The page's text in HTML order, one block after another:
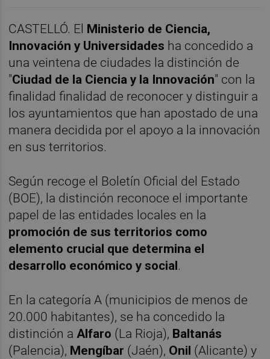
CASTELLÓ. El Ministerio de Ciencia,
Innovación y Universidades ha concedido a
una veintena de ciudades la distinción de
"Ciudad de la Ciencia y la Innovación" con la
finalidad finalidad de reconocer y distinguir a
los ayuntamientos que han apostado de una
manera decidida por el apoyo a la innovación
en sus territorios.
Según recoge el Boletín Oficial del Estado
(BOE), la distinción reconoce el importante
papel de las entidades locales en la
promoción de sus territorios como
elemento crucial que determina el
desarrollo económico y social.
En la categoría A (municipios de menos de
20.000 habitantes), se ha concedido la
distinción aAlfaro (La Rioja), Baltanás
(Palencia), Mengíbar (Jaén), Onil (Alicante) y